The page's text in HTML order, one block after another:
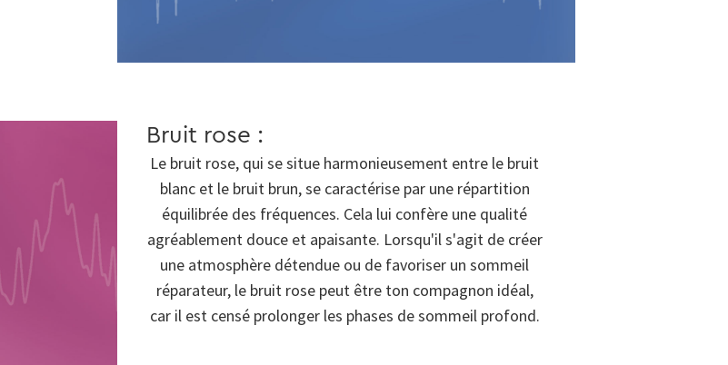
Bruit rose :
Le bruit rose, qui se situe harmonieusement entre le bruit
blanc et le bruit brun, se caractérise par une répartition
équilibrée des fréquences. Cela lui confère une qualité
agréablement douce et apaisante. Lorsqu'il s'agit de créer
une atmosphère détendue ou de favoriser un sommeil
réparateur, le bruit rose peut être ton compagnon idéal,
car il est censé prolonger les phases de sommeil profond.